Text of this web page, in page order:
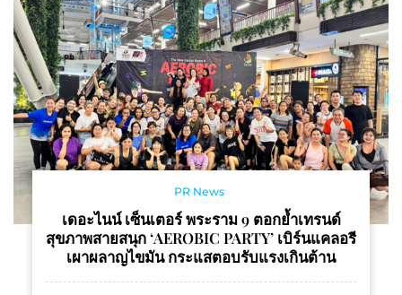
PR News
เดอะไนน์ เซ็นเตอร์ พระราม 9 ตอกย้ำเทรนด์
สุขภาพสายสนุก ‘AEROBIC PARTY’ เบิร์นแคลอรี
เผาผลาญไขมัน กระแสตอบรับแรงเกินต้าน